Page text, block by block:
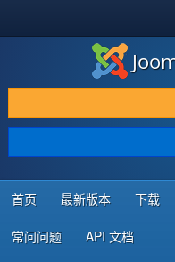
下载 & 扩展
发现 & 学习
社区 & 支持
开发者资源
首页 最新版本 下载
常问问题 API 文档